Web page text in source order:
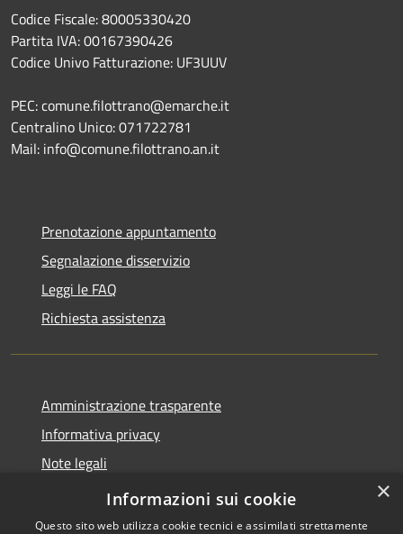
Codice Fiscale: 80005330420
Partita IVA: 00167390426
Codice Univo Fatturazione: UF3UUV
PEC: comune.filottrano@emarche.it
Centralino Unico: 071722781
Mail: info@comune.filottrano.an.it
Prenotazione appuntamento
Segnalazione disservizio
Leggi le FAQ
Richiesta assistenza
Amministrazione trasparente
Informativa privacy
Note legali
Dichiarazione di accessibilità
×
Informazioni sui cookie
Questo sito web utilizza cookie tecnici e assimilati strettamente